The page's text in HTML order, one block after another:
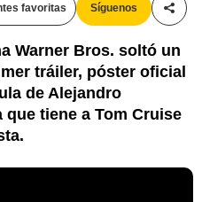
favoritas Síguenos
Warner Bros. soltó un
tráiler, póster oficial
de Alejandro
tiene a Tom Cruise